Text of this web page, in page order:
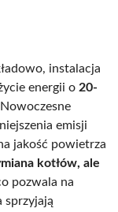
instalacja
energii o 20-
emisji
jakość powietrza
kotłów, ale
pozwala na
sprzyjają